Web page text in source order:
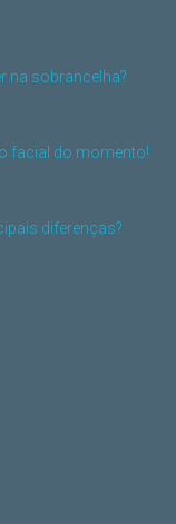
na sobrancelha?
facial do momento!
diferenças?